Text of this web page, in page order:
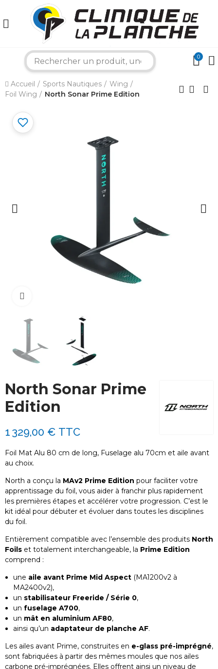
0
Accueil Sports Nautiques
Wing
Foil Wing
North Sonar Prime Edition
North Sonar Prime
Edition
1 329,00 € TTC
Foil Mat Alu 80 cm de long, Fuselage alu 70cm et aile avant
au choix.
North a conçu la MAv2 Prime Edition pour faciliter votre
apprentissage du foil, vous aider à franchir plus rapidement
les premières étapes et accélérer votre progression. C’est le
kit idéal pour débuter et évoluer dans toutes les disciplines
du foil.
Entièrement compatible avec l’ensemble des produits North
Foils et totalement interchangeable, la Prime Edition
comprend :
une aile avant Prime Mid Aspect (MA1200v2 à
MA2400v2),
un stabilisateur Freeride / Série 0,
un fuselage A700,
un mât en aluminium AF80,
ainsi qu’un adaptateur de planche AF.
Les ailes avant Prime, construites en e-glass pré-imprégné,
sont fabriquées à partir des mêmes moules que nos ailes
carbone pré-imprégnées. Elles offrent ainsi un niveau de